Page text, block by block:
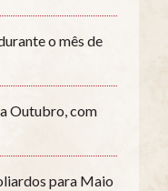
o mês de
Outubro, com
para Maio